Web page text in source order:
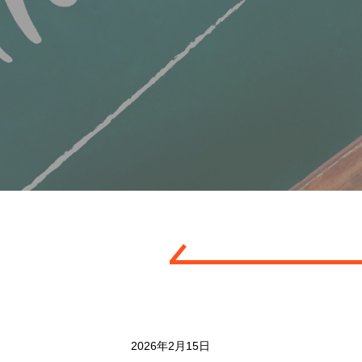
2026年2月15日